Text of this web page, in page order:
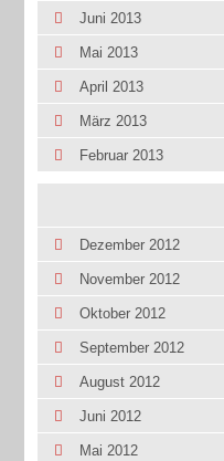
Juni 2013
Mai 2013
April 2013
März 2013
Februar 2013
Dezember 2012
November 2012
Oktober 2012
September 2012
August 2012
Juni 2012
Mai 2012